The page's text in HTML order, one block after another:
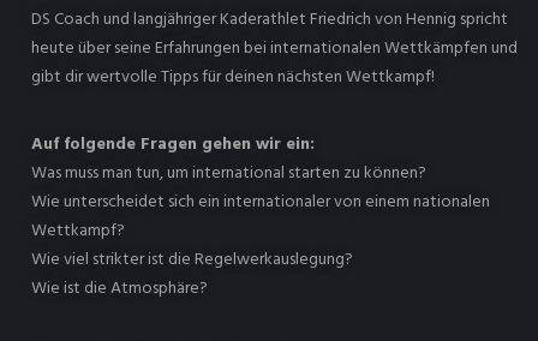
DS Coach und langjähriger Kaderathlet Friedrich von Hennig spricht
heute über seine Erfahrungen bei internationalen Wettkämpfen und
gibt dir wertvolle Tipps für deinen nächsten Wettkampf!
Auf folgende Fragen gehen wir ein:
Was muss man tun, um international starten zu können?
Wie unterscheidet sich ein internationaler von einem nationalen
Wettkampf?
Wie viel strikter ist die Regelwerkauslegung?
Wie ist die Atmosphäre?